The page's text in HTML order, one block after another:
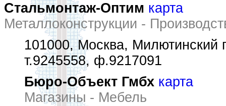
Стальмонтаж-Оптим карта
Металлоконструкции -
101000, Москва, Милютинский
т.9245558, ф.9217091
Бюро-Объект Гмбх карта
Магазины - Мебель